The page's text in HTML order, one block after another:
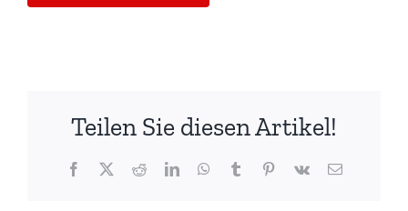
Teilen Sie diesen Artikel!
Facebook
X RedditLinkedInWhatsApp
TumblrPinterest
Vk Email